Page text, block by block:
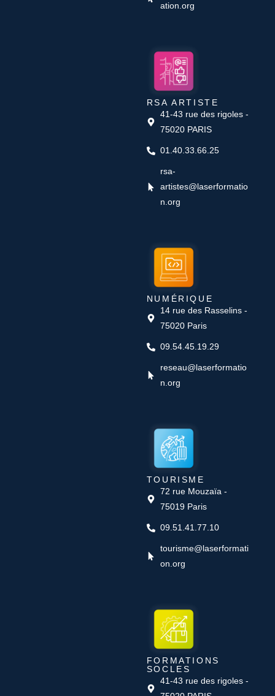
ation.org
RSA ARTISTE
41-43 rue des rigoles -
75020 PARIS
01.40.33.66.25
rsa-
artistes@laserformatio
n.org
NUMÉRIQUE
14 rue des Rasselins -
75020 Paris
09.54.45.19.29
reseau@laserformatio
n.org
TOURISME
72 rue Mouzaïa -
75019 Paris
09.51.41.77.10
tourisme@laserformati
on.org
FORMATIONS
SOCLES
41-43 rue des rigoles -